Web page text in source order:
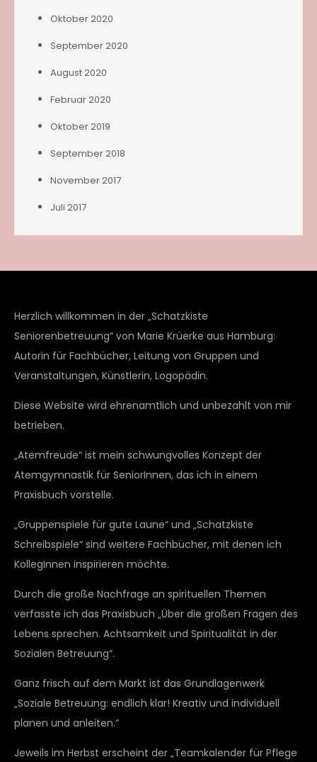
Oktober 2020
September 2020
August 2020
Februar 2020
Oktober 2019
September 2018
November 2017
Juli 2017
Herzlich willkommen in der „Schatzkiste
Seniorenbetreuung“ von Marie Krüerke aus Hamburg:
Autorin für Fachbücher, Leitung von Gruppen und
Veranstaltungen, Künstlerin, Logopädin.
Diese Website wird ehrenamtlich und unbezahlt von mir
betrieben.
„Atemfreude“ ist mein schwungvolles Konzept der
Atemgymnastik für SeniorInnen, das ich in einem
Praxisbuch vorstelle.
„Gruppenspiele für gute Laune“ und „Schatzkiste
Schreibspiele“ sind weitere Fachbücher, mit denen ich
KollegInnen inspirieren möchte.
Durch die große Nachfrage an spirituellen Themen
verfasste ich das Praxisbuch „Über die großen Fragen des
Lebens sprechen. Achtsamkeit und Spiritualität in der
Sozialen Betreuung“.
Ganz frisch auf dem Markt ist das Grundlagenwerk
„Soziale Betreuung: endlich klar! Kreativ und individuell
planen und anleiten.“
Jeweils im Herbst erscheint der „Teamkalender für Pflege